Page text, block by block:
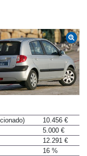
10.456 €
5.000 €
12.291 €
16 %